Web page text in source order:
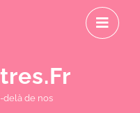
delà de nos